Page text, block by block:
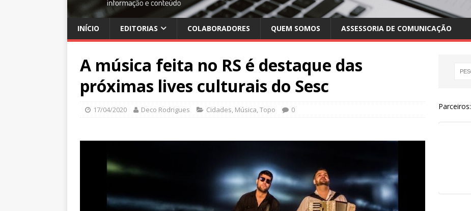
INÍCIO EDITORIAS COLABORADORES QUEM SOMOS ASSESSORIA DE COMUNICAÇÃO
A música feita no RS é destaque das
próximas lives culturais do Sesc
17/04/2020 Deco Rodrigues Cidades Música Topo 0 Parceiros: